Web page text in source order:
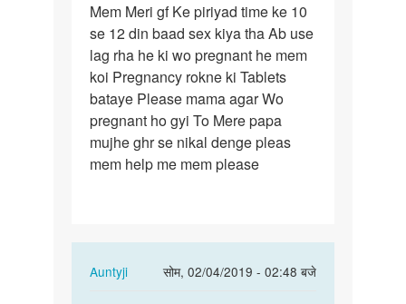
Mem
Meri
gf
Ke
piriyad
time…
Mem Meri gf Ke piriyad time ke 10
se 12 din baad sex kiya tha Ab use
lag rha he ki wo pregnant he mem
koi Pregnancy rokne ki Tablets
bataye Please mama agar Wo
pregnant ho gyi To Mere papa
mujhe ghr se nikal denge pleas
mem help me mem please
Auntyji
सोम, 02/04/2019 - 02:48 बजे
In